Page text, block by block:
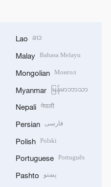
Lao ລາວ
Malay Bahasa Melayu
Mongolian Монгол
Myanmar မြန်မာဘာသာ
Nepali नेपाली
Persian فارسی
Polish Polski
Portuguese Português
Pashto پښتو